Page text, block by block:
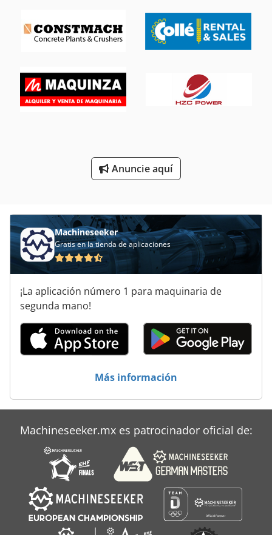
Cortadora De Hilo
Cortadora De Mesa
Cortadora De Pan
Cortadoras De Tarjetas
Anuncie aquí
Machineseeker
Gratis en la tienda de aplicaciones
¡La aplicación número 1 para maquinaria de
segunda mano!
Más información
Machineseeker.mx es patrocinador oficial de: